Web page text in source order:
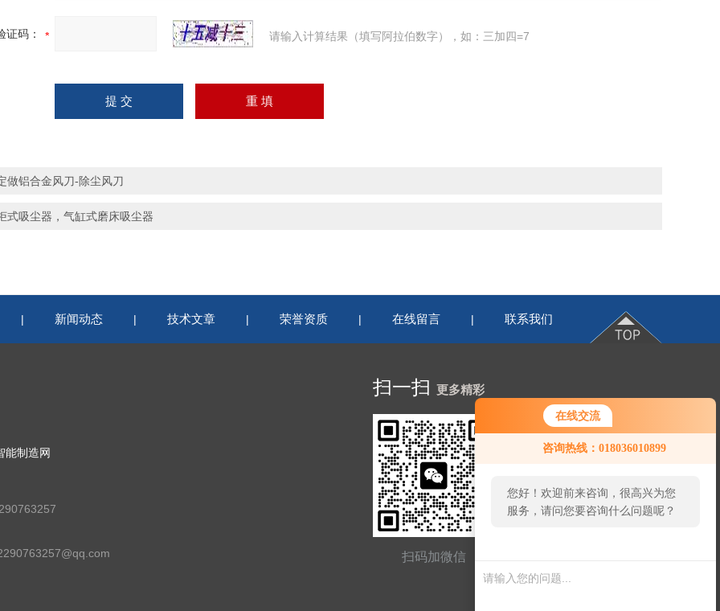
在线交流
咨询热线：018036010899
您好！欢迎前来咨询，很高兴为您
服务，请问您要咨询什么问题呢？
了需求产品，您可以直接在线与我
联系！
证码： 请输入计算结果（填写阿拉伯数字），如：三加四=7
做铝合金风刀-除尘风刀
式吸尘器，气缸式磨床吸尘器
| 新闻动态 | 技术文章 | 荣誉资质 | 在线留言 | 联系我们
能制造网
扫一扫 更多精彩
扫码加微信